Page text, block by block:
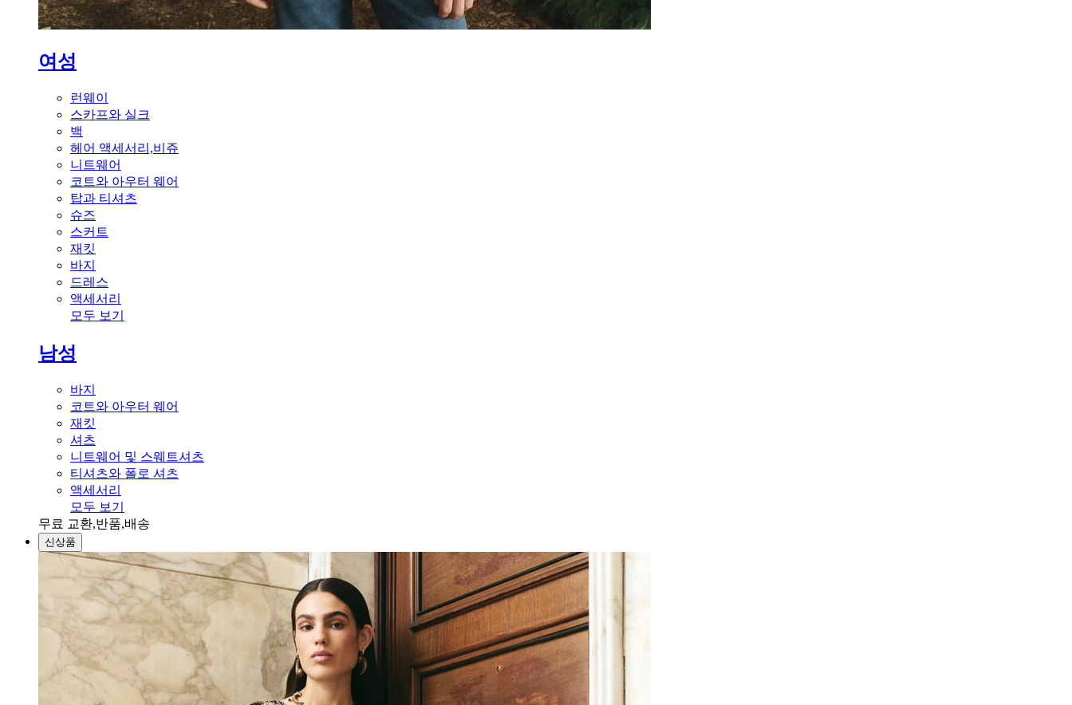
여성
런웨이
스카프와 실크
백
헤어 액세서리,비쥬
니트웨어
코트와 아우터 웨어
탑과 티셔츠
슈즈
스커트
재킷
바지
드레스
액세서리
모두 보기
남성
바지
코트와 아우터 웨어
재킷
셔츠
니트웨어 및 스웨트셔츠
티셔츠와 폴로 셔츠
액세서리
모두 보기
무료 교환,반품,배송
신상품